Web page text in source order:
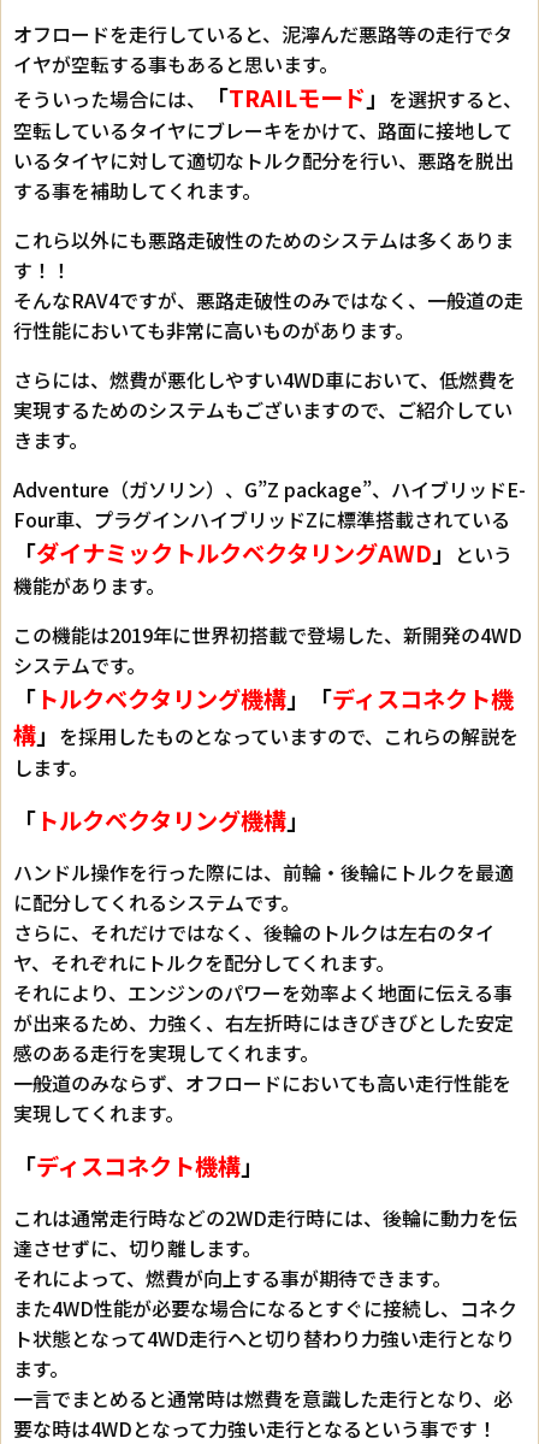
オフロードを走行していると、泥濘んだ悪路等の走行でタ
イヤが空転する事もあると思います。
そういった場合には、
「TRAILモード」 を選択すると、
空転しているタイヤにブレーキをかけて、路面に接地して
いるタイヤに対して適切なトルク配分を行い、悪路を脱出
する事を補助してくれます。
これら以外にも悪路走破性のためのシステムは多くありま
す！！
そんなRAV4ですが、悪路走破性のみではなく、一般道の走
行性能においても非常に高いものがあります。
さらには、燃費が悪化しやすい4WD車において、低燃費を
実現するためのシステムもございますので、ご紹介してい
きます。
Adventure（ガソリン）、G”Z package”、ハイブリッドE-
Four車、プラグインハイブリッドZに標準搭載されている
「ダイナミックトルクベクタリングAWD」
という
機能があります。
この機能は2019年に世界初搭載で登場した、新開発の4WD
システムです。
「トルクベクタリング機構」「ディスコネクト機
構」 を採用したものとなっていますので、これらの解説を
します。
「トルクベクタリング機構」
ハンドル操作を行った際には、前輪・後輪にトルクを最適
に配分してくれるシステムです。
さらに、それだけではなく、後輪のトルクは左右のタイ
ヤ、それぞれにトルクを配分してくれます。
それにより、エンジンのパワーを効率よく地面に伝える事
が出来るため、力強く、右左折時にはきびきびとした安定
感のある走行を実現してくれます。
一般道のみならず、オフロードにおいても高い走行性能を
実現してくれます。
「ディスコネクト機構」
これは通常走行時などの2WD走行時には、後輪に動力を伝
達させずに、切り離します。
それによって、燃費が向上する事が期待できます。
また4WD性能が必要な場合になるとすぐに接続し、コネク
ト状態となって4WD走行へと切り替わり力強い走行となり
ます。
一言でまとめると通常時は燃費を意識した走行となり、必
要な時は4WDとなって力強い走行となるという事です！